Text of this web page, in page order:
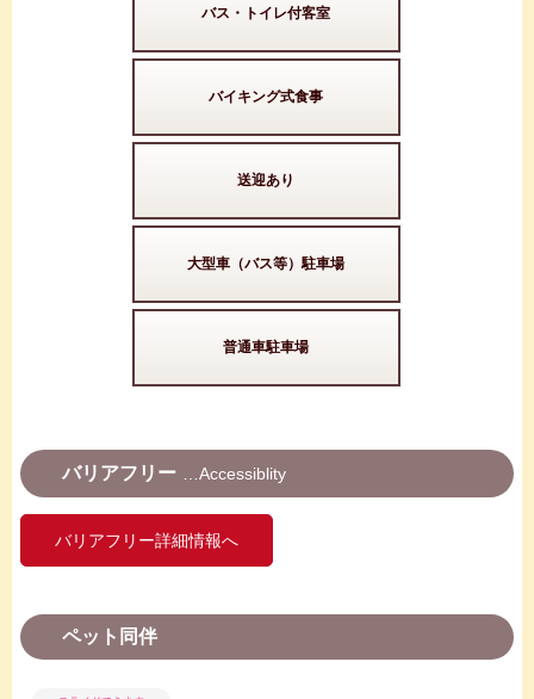
バス・トイレ付客室
バイキング式食事
送迎あり
大型車（バス等）駐車場
普通車駐車場
バリアフリー Accessiblity
バリアフリー詳細情報へ
ペット同伴